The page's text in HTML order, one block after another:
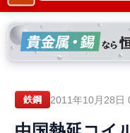
鉄鋼 2011年10月28日